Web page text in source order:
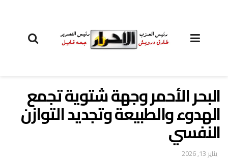
البحر الأحمر وجهة شتوية تجمع
الهدوء والطبيعة وتجديد التوازن
النفسي
يناير 13, 2026